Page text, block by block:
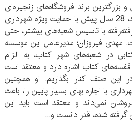
بزرگترین برند فروشگاه‌های زنجیره‌ای
در حوزه کتاب به شمار می‌آید، 28 سال پیش با حمایت ویژه شهرداری
با تاسیس شعبه‌های بیشتر، حتی
مهدی فیروزان؛ مدیرعامل این موسسه
در شعبه‌های شهر کتاب، به الزام
به قفسه‌های کتاب اشاره دارد و معتقد است
این صنف کنار بگذاریم. او همچنین
با اجاره بهای بسیار پایین را، باعث
نمی‌داند و معتقد است باید این
گرفته شده، قدر دانست و...